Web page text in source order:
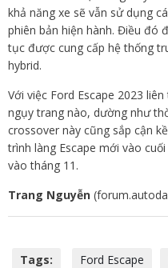
khả năng xe sẽ vẫn sử dụng
phiên bản hiện hành. Điều đó
tục được cung cấp hệ thống
hybrid.
Với việc Ford Escape 2023
ngụy trang nào, dường như
crossover này cũng sắp cận
trình làng Escape mới vào
vào tháng 11.
Trang Nguyễn
Tags: Ford Escape